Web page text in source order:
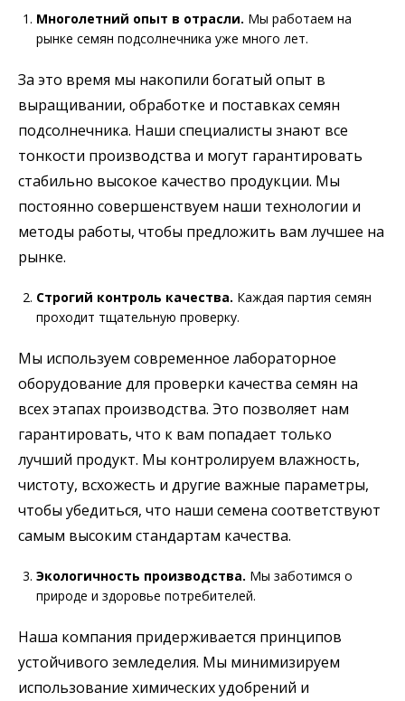
Многолетний опыт в отрасли. Мы работаем на
рынке семян подсолнечника уже много лет.
За это время мы накопили богатый опыт в
выращивании, обработке и поставках семян
подсолнечника. Наши специалисты знают все
тонкости производства и могут гарантировать
стабильно высокое качество продукции. Мы
постоянно совершенствуем наши технологии и
методы работы, чтобы предложить вам лучшее на
рынке.
Строгий контроль качества. Каждая партия семян
проходит тщательную проверку.
Мы используем современное лабораторное
оборудование для проверки качества семян на
всех этапах производства. Это позволяет нам
гарантировать, что к вам попадает только
лучший продукт. Мы контролируем влажность,
чистоту, всхожесть и другие важные параметры,
чтобы убедиться, что наши семена соответствуют
самым высоким стандартам качества.
Экологичность производства. Мы заботимся о
природе и здоровье потребителей.
Наша компания придерживается принципов
устойчивого земледелия. Мы минимизируем
использование химических удобрений и